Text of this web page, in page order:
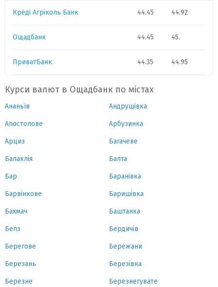
Креді Агріколь Банк 44.45 44.92
Ощадбанк 44.45 45.
ПриватБанк 44.35 44.95
Курси валют в Ощадбанк по містах
Ананьїв Андрушівка
Апостолове Арбузинка
Арциз Багачеве
Балаклія Балта
Бар Баранівка
Барвінкове Баришівка
Бахмач Баштанка
Белз Бердичів
Берегове Бережани
Березань Березівка
Березне Березнегувате